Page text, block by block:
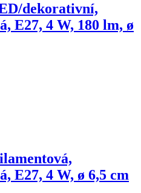
dekorativní,
E27, 4 W, 180 lm, ø
E27, 4 W, ø 6,5 cm